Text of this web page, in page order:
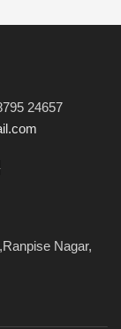
24657
Nagar,